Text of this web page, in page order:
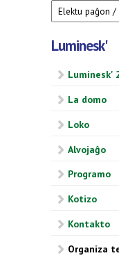
Luminesk'
Luminesk'
La domo
Loko
Alvojaĝo
Programo
Kotizo
Kontakto
Organiza